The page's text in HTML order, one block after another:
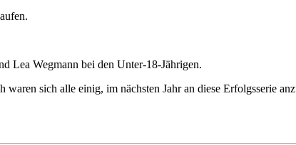
Lea Wegmann bei den Unter-18-Jährigen.
sich alle einig, im nächsten Jahr an diese Erfolgsserie